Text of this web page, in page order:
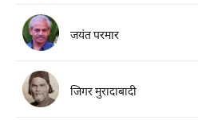
जयंत परमार
जिगर मुरादाबादी